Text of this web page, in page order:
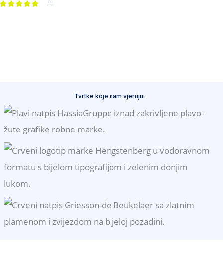
Tvrtke koje nam vjeruju: